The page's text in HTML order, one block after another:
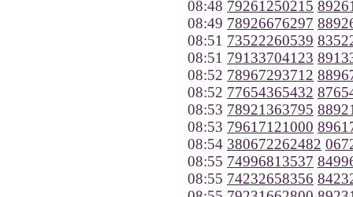
08:48 79261250215
08:49 78926676297
08:51 73522260539
08:51 79133704123
08:52 78967293712
08:52 77654365432
08:53 78921363795
08:53 79617121000
08:54 380672262482
08:55 74996813537
08:55 74232658356